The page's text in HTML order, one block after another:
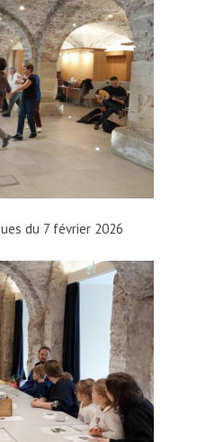
du 7 février 2026